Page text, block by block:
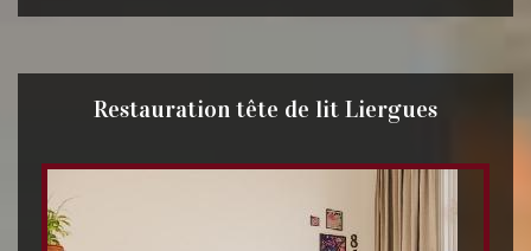
Restauration tête de lit Liergues